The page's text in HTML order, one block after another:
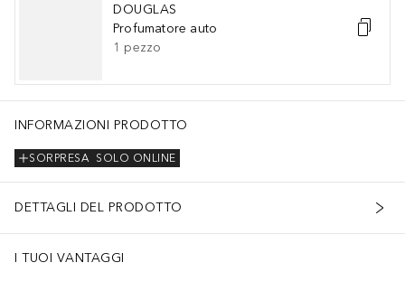
DOUGLAS
Profumatore auto
1 pezzo
INFORMAZIONI PRODOTTO
SOLO ONLINE
SORPRESA
DETTAGLI DEL PRODOTTO
I TUOI VANTAGGI